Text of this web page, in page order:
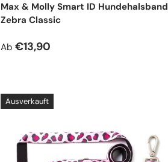
Max & Molly Smart ID Hundehalsband
Zebra Classic
Normaler Preis
Ab €13,90
Ausverkauft